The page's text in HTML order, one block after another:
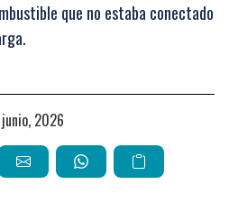
que no estaba conectado
5 junio, 2026